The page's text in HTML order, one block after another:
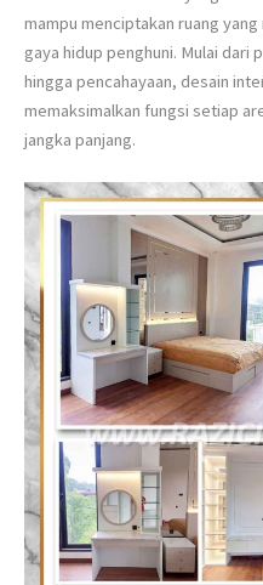
mampu menciptakan ruang
gaya hidup penghuni. Mulai dari
hingga pencahayaan, desain
memaksimalkan fungsi setiap
jangka panjang.